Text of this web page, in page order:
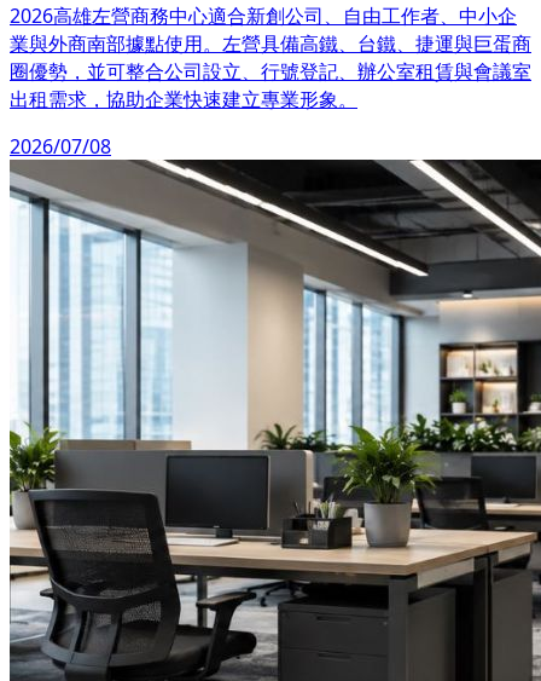
2026高雄左營商務中心適合新創公司、自由工作者、中小企
業與外商南部據點使用。左營具備高鐵、台鐵、捷運與巨蛋商
圈優勢，並可整合公司設立、行號登記、辦公室租賃與會議室
出租需求，協助企業快速建立專業形象。
2026/07/08